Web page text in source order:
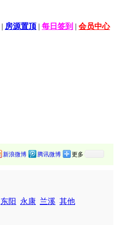
| 房源置顶 | 每日签到 | 会员中心
新浪微博 腾讯微博 更多
东阳 永康 兰溪 其他